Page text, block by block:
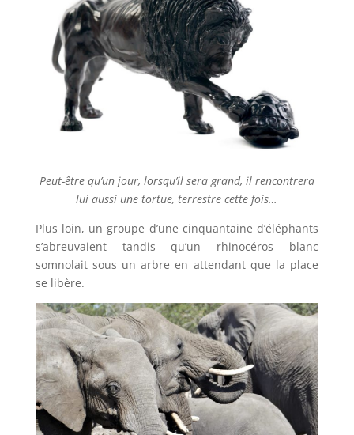
Peut-être qu’un jour, lorsqu’il sera grand, il rencontrera
lui aussi une tortue, terrestre cette fois…
Plus loin, un groupe d’une cinquantaine d’éléphants
s’abreuvaient tandis qu’un rhinocéros blanc
somnolait sous un arbre en attendant que la place
se libère.